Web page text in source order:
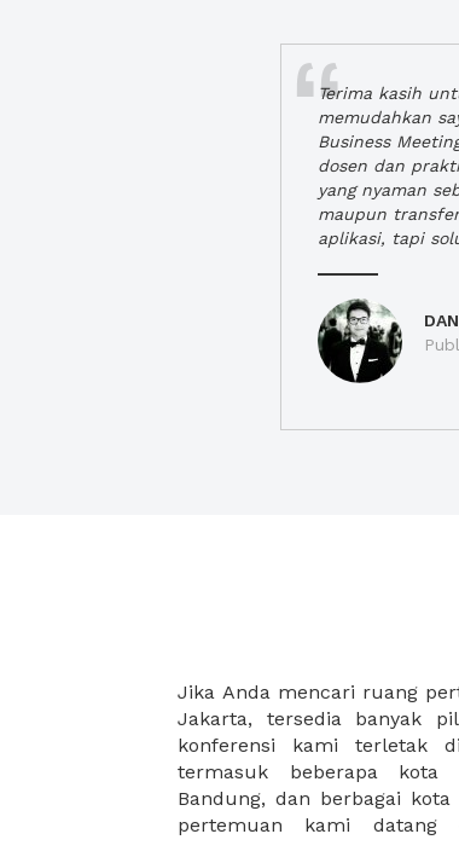
Terima kasih
memudahkan
Business
dosen dan
yang nyaman
maupun
aplikasi, tapi
Jika Anda mencari ruang
Jakarta, tersedia banyak
konferensi kami terletak
termasuk beberapa kota
Bandung, dan berbagai
pertemuan kami datang
semuanya dilengkapi
ramah untuk tidak hanya
kami memastikan anda